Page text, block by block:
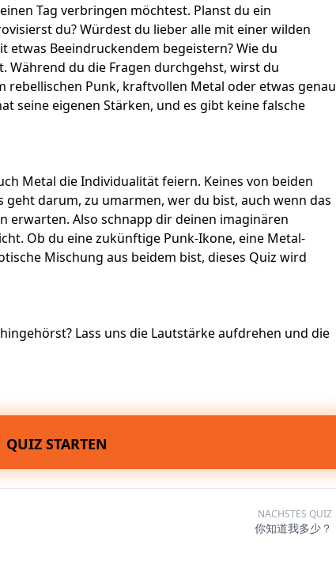
Tag verbringen möchtest. Planst du ein
du? Würdest du lieber alle mit einer wilden
etwas Beeindruckendem begeistern? Wie du
Während du die Fragen durchgehst, wirst du
rebellischen Punk, kraftvollen Metal oder etwas genau
seine eigenen Stärken, und es gibt keine falsche
Metal die Individualität feiern. Keines von beiden
geht darum, zu umarmen, wer du bist, auch wenn das
erwarten. Also schnapp dir deinen imaginären
Ob du eine zukünftige Punk-Ikone, eine Metal-
Mischung aus beidem bist, dieses Quiz wird
Lass uns die Lautstärke aufdrehen und die
QUIZ STARTEN
NÄCHSTES QUIZ
你知道我多少？